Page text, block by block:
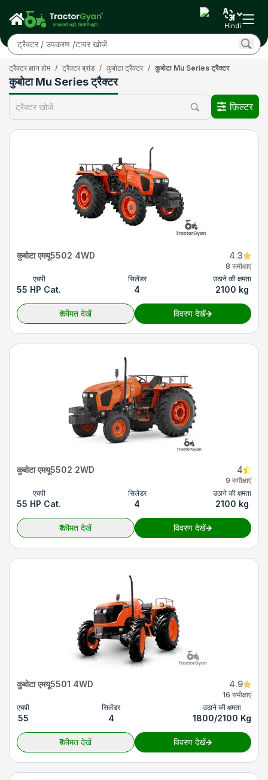
Hindi
कुबोटा Mu Series ट्रैक्टर
ट्रैक्टर ज्ञान होम / ट्रैक्टर ब्रांड / कुबोटा ट्रैक्टर / कुबोटा Mu Series ट्रैक्टर
फ़िल्टर
कुबोटा एमयू5502 4WD 4.3
8 समीक्षाएं
एचपी
55 HP Cat.
सिलेंडर
4
उठाने की क्षमता
2100 kg
₹कीमत देखें विवरण देखें
कुबोटा एमयू5502 2WD 4
9 समीक्षाएं
एचपी
55 HP Cat.
सिलेंडर
4
उठाने की क्षमता
2100 kg
₹कीमत देखें विवरण देखें
कुबोटा एमयू5501 4WD 4.9
16 समीक्षाएं
एचपी
55
सिलेंडर
4
उठाने की क्षमता
1800/2100 Kg
₹कीमत देखें विवरण देखें